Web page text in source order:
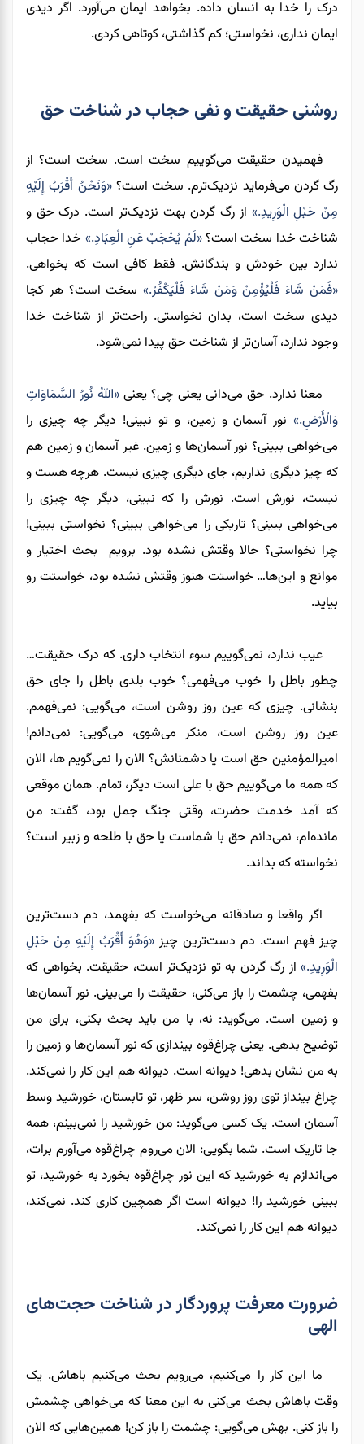
درک را خدا به انسان داده. بخواهد ایمان می‌آورد. اگر دیدی
ایمان نداری، نخواستی؛ کم گذاشتی، کوتاهی کردی.
روشنی حقیقت و نفی حجاب در شناخت حق
فهمیدن حقیقت می‌گوییم سخت است. سخت است؟ از
رگ گردن می‌فرماید نزدیک‌ترم. سخت است؟ «وَنَحْنُ أَقْرَبُ إِلَيْهِ
مِنْ حَبْلِ الْوَرِيدِ.» از رگ گردن بهت نزدیک‌تر است. درک حق و
شناخت خدا سخت است؟«لَمْ يُحْجَبْ عَنِ الْعِبَادِ.» خدا حجاب
ندارد بین خودش و بندگانش. فقط کافی است که بخواهی.
«فَمَنْ شَاءَ فَلْيُؤْمِنْ وَمَنْ شَاءَ فَلْيَكْفُرْ.» سخت است؟ هر کجا
دیدی سخت است، بدان نخواستی. راحت‌تر از شناخت خدا
وجود ندارد، آسان‌تر از شناخت حق پیدا نمی‌شود.
معنا ندارد. حق می‌دانی یعنی چی؟ یعنی«اللهُ نُورُ السَّمَاوَاتِ
وَالْأَرْضِ.» نور آسمان و زمین، و تو نبینی! دیگر چه چیزی را
می‌خواهی ببینی؟ نور آسمان‌ها و زمین. غیر آسمان و زمین هم
که چیز دیگری نداریم، جای دیگری چیزی نیست. هرچه هست و
نیست، نورش است. نورش را که نبینی، دیگر چه چیزی را
می‌خواهی ببینی؟ تاریکی را می‌خواهی ببینی؟ نخواستی ببینی!
چرا نخواستی؟ حالا وقتش نشده بود. برویم بحث اختیار و
موانع و این‌ها… خواستت هنوز وقتش نشده بود، خواستت رو
بیاید.
عیب ندارد، نمی‌گوییم سوء انتخاب داری. که درک حقیقت…
چطور باطل را خوب می‌فهمی؟ خوب بلدی باطل را جای حق
بنشانی. چیزی که عین روز روشن است، می‌گویی: نمی‌فهمم.
عین روز روشن است، منکر می‌شوی، می‌گویی: نمی‌دانم!
امیرالمؤمنین حق است یا دشمنانش؟ الان را نمی‌گویم ها، الان
که همه ما می‌گوییم حق با علی است دیگر، تمام. همان موقعی
که آمد خدمت حضرت، وقتی جنگ جمل بود، گفت: من
مانده‌ام، نمی‌دانم حق با شماست یا حق با طلحه و زبیر است؟
نخواسته که بداند.
اگر واقعا و صادقانه می‌خواست که بفهمد، دم دست‌ترین
چیز فهم است. دم دست‌ترین چیز «وَهُوَ أَقْرَبُ إِلَيْهِ مِنْ حَبْلِ
الْوَرِيدِ.» از رگ گردن به تو نزدیک‌تر است، حقیقت. بخواهی که
بفهمی، چشمت را باز می‌کنی، حقیقت را می‌بینی. نور آسمان‌ها
و زمین است. می‌گوید: نه، با من باید بحث بکنی، برای من
توضیح بدهی. یعنی چراغ‌قوه بیندازی که نور آسمان‌ها و زمین را
به من نشان بدهی! دیوانه است. دیوانه هم این کار را نمی‌کند.
چراغ بینداز توی روز روشن، سر ظهر، تو تابستان، خورشید وسط
آسمان است. یک کسی می‌گوید: من خورشید را نمی‌بینم، همه
جا تاریک است. شما بگویی: الان می‌روم چراغ‌قوه می‌آورم برات،
می‌اندازم به خورشید که این نور چراغ‌قوه بخورد به خورشید، تو
ببینی خورشید را! دیوانه است اگر همچین کاری کند. نمی‌کند،
دیوانه هم این کار را نمی‌کند.
ضرورت معرفت پروردگار در شناخت حجت‌های
الهی
ما این کار را می‌کنیم، می‌رویم بحث می‌کنیم باهاش. یک
وقت باهاش بحث می‌کنی به این معنا که می‌خواهی چشمش
را باز کنی. بهش می‌گویی: چشمت را باز کن! همین‌هایی که الان